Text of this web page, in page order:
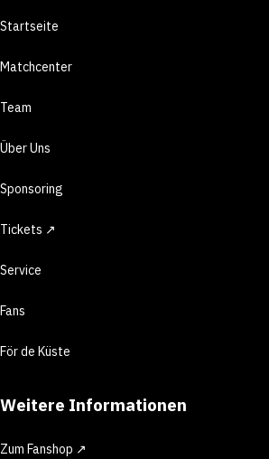
Startseite
Matchcenter
Team
Über Uns
Sponsoring
Tickets ↗
Service
Fans
För de Küste
Weitere Informationen
Zum Fanshop ↗